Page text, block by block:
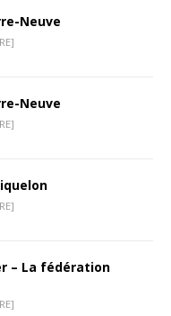
Neuve
Neuve
– La fédération